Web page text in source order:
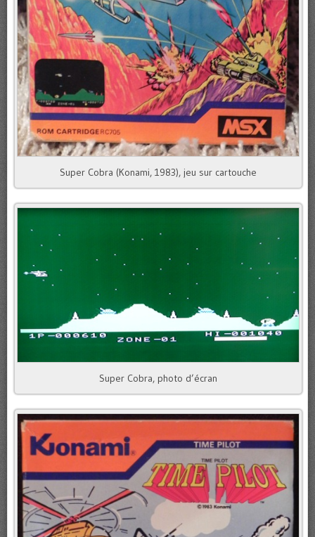
Super Cobra (Konami, 1983), jeu sur cartouche
Super Cobra, photo d’écran